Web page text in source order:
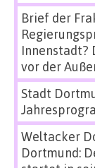
Brief der
Innenstadt?
vor der
Stadt
Weltacker
Dortmund: